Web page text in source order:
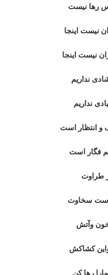
رها نیست
نیست اینجا
نیست اینجا
نداریم
نداریم
انتظار است
فگار است
طراوت
دست سخاوت
خون وآتش
کشاکش
رها کن